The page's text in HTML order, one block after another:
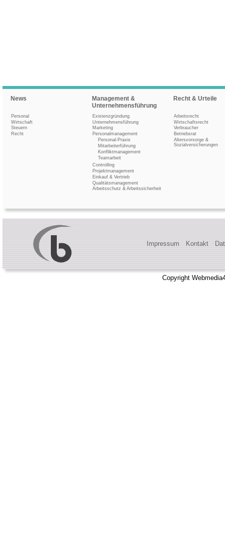
News
Personal
Wirtschaft
Steuern
Recht
Management &
Unternehmensführung
Existenzgründung
Unternehmensführung
Marketing
Personalmanagement
Personal-Praxis
Mitarbeiterführung
Konfliktmanagement
Teamarbeit
Controlling
Projektmanagement
Einkauf & Vertrieb
Qualitätsmanagement
Arbeitsschutz & Arbeitssicherheit
Recht & Urteile
Arbeitsrecht
Wirtschaftsrecht
Verbraucher
Betriebsrat
Altersvorsorge &
Sozialversicherungen
Impressum Kontakt
Copyright